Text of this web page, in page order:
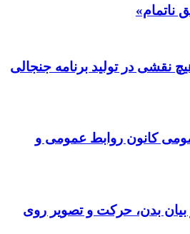
ناتمام»
نقشی در تولید برنامه جنجالی
کانون روابط عمومی و
بیان بدن، حرکت و تصویر روی